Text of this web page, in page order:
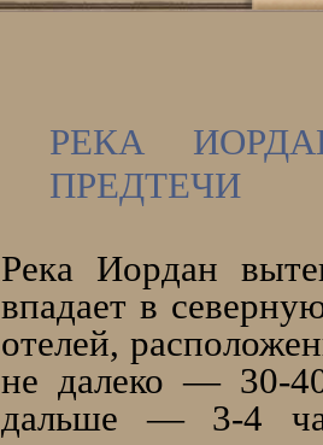
РЕКА
ПРЕДТЕЧИ
Река Иордан
впадает в
отелей,
не далеко — 30-
дальше — 3-4